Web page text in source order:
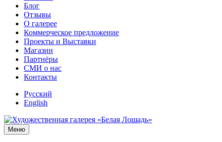
Блог
Отзывы
О галерее
Коммерческое предложение
Проекты и Выставки
Магазин
Партнёры
СМИ о нас
Контакты
Русский
English
Меню